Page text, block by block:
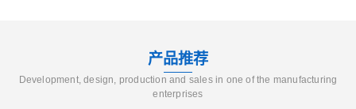
产品推荐
Development, design, production and sales in one of the manufacturing
enterprises